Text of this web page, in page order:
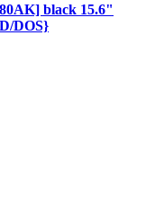
black 15.6"
DOS}